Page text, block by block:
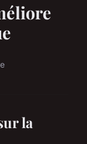
la